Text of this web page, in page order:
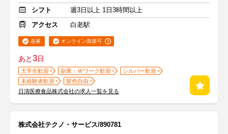
シフト
週3日以上 1日3時間以上
アクセス
白老駅
急募 オンライン面接可
あと3日
大学生歓迎 副業・Ｗワーク歓迎
シルバー歓迎
未経験者歓迎
髪色自由
日清医療食品株式会社の求人一覧を見る
株式会社テクノ・サービス/890781